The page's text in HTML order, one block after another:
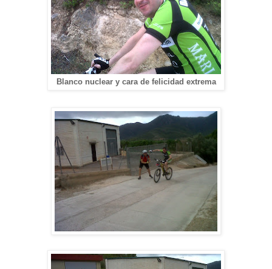
Blanco nuclear y cara de felicidad extrema